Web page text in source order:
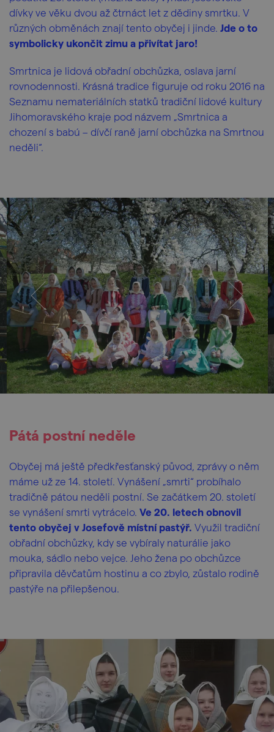
dívky ve věku dvou až čtrnáct let z dědiny smrtku. V
různých obměnách znají tento obyčej i jinde. Jde o to
symbolicky ukončit zimu a přivítat jaro!
Smrtnica je lidová obřadní obchůzka, oslava jarní
rovnodennosti. Krásná tradice figuruje od roku 2016 na
Seznamu nemateriálních statků tradiční lidové kultury
Jihomoravského kraje pod názvem „Smrtnica a
chození s babú – dívčí raně jarní obchůzka na Smrtnou
neděli“.
Pátá postní neděle
Obyčej má ještě předkřesťanský původ, zprávy o něm
máme už ze 14. století. Vynášení „smrti“ probíhalo
tradičně pátou neděli postní. Se začátkem 20. století
se vynášení smrti vytrácelo. Ve 20. letech obnovil
tento obyčej v Josefově místní pastýř. Využil tradiční
obřadní obchůzky, kdy se vybíraly naturálie jako
mouka, sádlo nebo vejce. Jeho žena po obchůzce
připravila děvčatům hostinu a co zbylo, zůstalo rodině
pastýře na přilepšenou.